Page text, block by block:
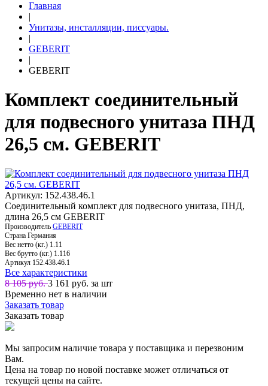
Главная
|
Унитазы, инсталляции, писсуары.
|
GEBERIT
|
GEBERIT
Комплект соединительный
для подвесного унитаза ПНД
26,5 см. GEBERIT
Артикул: 152.438.46.1
Соединительный комплект для подвесного унитаза, ПНД,
длина 26,5 см GEBERIT
Производитель GEBERIT
Страна Германия
Вес нетто (кг.) 1.11
Вес брутто (кг.) 1.116
Артикул 152.438.46.1
Все характеристики
8 105 руб.3 161 руб. за шт
Временно нет в наличии
Заказать товар
Заказать товар
Мы запросим наличие товара у поставщика и перезвоним
Вам.
Цена на товар по новой поставке может отличаться от
текущей цены на сайте.